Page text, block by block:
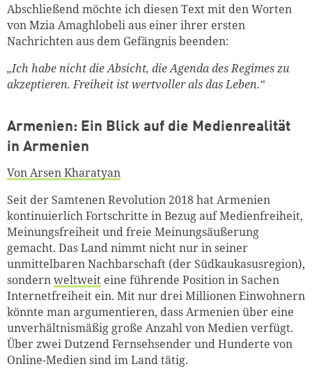
Abschließend möchte ich diesen Text mit den Worten
von Mzia Amaghlobeli aus einer ihrer ersten
Nachrichten aus dem Gefängnis beenden:
„Ich habe nicht die Absicht, die Agenda des Regimes zu
akzeptieren. Freiheit ist wertvoller als das Leben.“
Armenien: Ein Blick auf die Medienrealität
in Armenien
Von Arsen Kharatyan
Seit der Samtenen Revolution 2018 hat Armenien
kontinuierlich Fortschritte in Bezug auf Medienfreiheit,
Meinungsfreiheit und freie Meinungsäußerung
gemacht. Das Land nimmt nicht nur in seiner
unmittelbaren Nachbarschaft (der Südkaukasusregion),
sondernweltweit eine führende Position in Sachen
Internetfreiheit ein. Mit nur drei Millionen Einwohnern
könnte man argumentieren, dass Armenien über eine
unverhältnismäßig große Anzahl von Medien verfügt.
Über zwei Dutzend Fernsehsender und Hunderte von
Online-Medien sind im Land tätig.